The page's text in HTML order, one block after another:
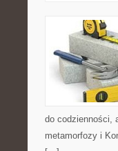
do codzienności,
metamorfozy i